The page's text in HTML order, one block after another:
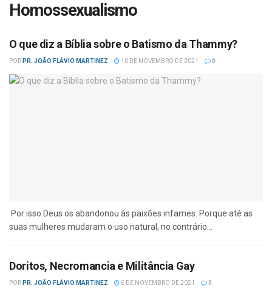
Homossexualismo
O que diz a Bíblia sobre o Batismo da Thammy?
POR PR. JOÃO FLÁVIO MARTINEZ 10 DE NOVEMBRO DE 2021 0
Por isso Deus os abandonou às paixões infames. Porque até as
suas mulheres mudaram o uso natural, no contrário...
Doritos, Necromancia e Militância Gay
POR PR. JOÃO FLÁVIO MARTINEZ 6 DE NOVEMBRO DE 2021 0